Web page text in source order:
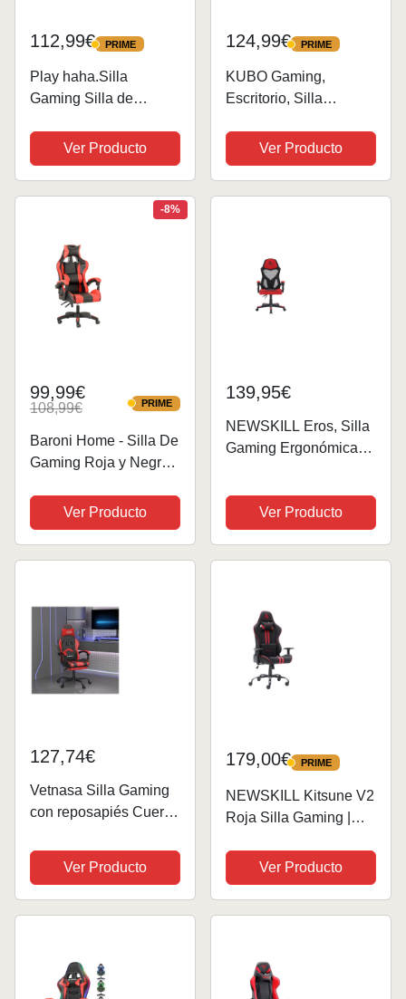
112,99€ PRIME
PRIME
Play haha.Silla
Gaming Silla de
Silla de Ordenador
Silla de Tareas Silla de
Escritorio Silla
Ergonómica Silla de
Ver Producto
124,99€ PRIME
PRIME
KUBO Gaming,
Escritorio, Silla
Ajustable, 360°
Giratorio y
Reposabrazos Fijos,
Ver Producto
-8%
99,99€
108,99€ PRIME
PRIME
Baroni Home - Silla De
Gaming Roja y Negra,
Oficina con Respaldo
Regulable de 90° a
120°, con
Soporte...
Ver Producto
139,95€
NEWSKILL Eros, Silla
Gaming Ergonómica
Color Rojo
Ver Producto
127,74€
Vetnasa Silla Gaming
con reposapiés Cuero
Mobiliario, Sillas, Sillas
Gaming Rojo 15,7 KG
Ver Producto
179,00€ PRIME
PRIME
NEWSKILL Kitsune V2
Roja Silla Gaming |
Ver Producto